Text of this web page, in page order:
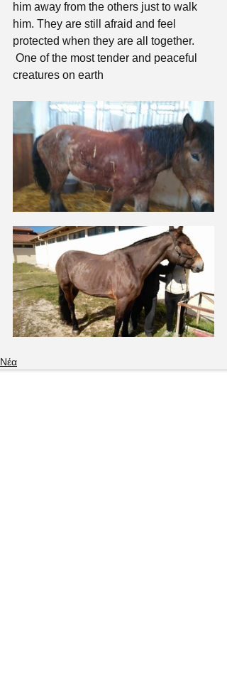
him away from the others just to walk
him. They are still afraid and feel
protected when they are all together.
creatures on earth
Νέα